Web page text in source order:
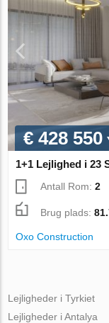
€ 428 550
1+1 Lejlighed i 23
Antall Rom:2
Brug plads:
Oxo Construction
Lejligheder i Tyrkiet
Lejligheder i Antalya